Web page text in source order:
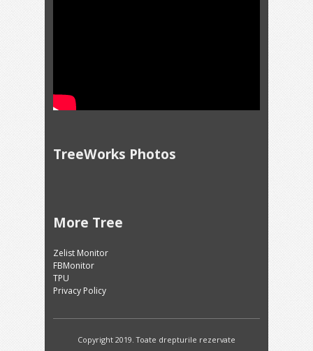
TreeWorks Photos
More Tree
Zelist Monitor
FBMonitor
TPU
Privacy Policy
Copyright 2019. Toate drepturile rezervate